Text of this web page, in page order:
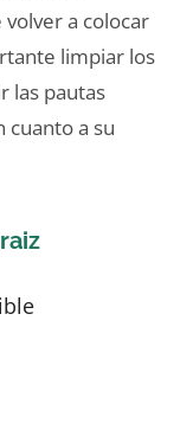
a colocar
limpiar los
las pautas
cuanto a su